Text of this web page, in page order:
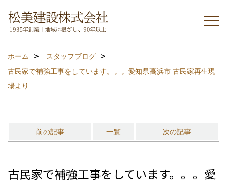
ホーム
スタッフブログ
古民家で補強工事をしています。。。愛知県高浜市 古民家再生現
場より
前の記事 一覧 次の記事
古民家で補強工事をしています。。。愛